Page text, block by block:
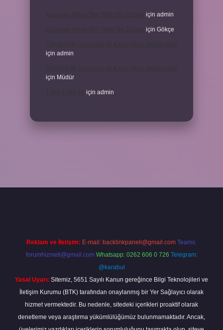
için admin
için Gökçe
Cinsel Ilişki Sırasında Alt Karın Ağrısı Neden Olur
için admin
Cinsel Ilişki Sırasında Alt Karın Ağrısı Neden Olur
için Müdür
için admin
Reklam ve İletişim: E-mail: backlinkpaneli@gmail.com Teams:
forumhizmeti@gmail.com Whatsapp: 0262 606 0 726 Telegram:
@karabul
Yasal Uyarı: Sitemiz, 5651 Sayılı Kanun gereğince Bilgi Teknolojileri ve
İletişim Kurumu (BTK) tarafından onaylanmış bir Yer Sağlayıcı olarak
hizmet vermektedir. Bu nedenle, sitedeki içerikleri proaktif olarak
denetleme veya araştırma yükümlülüğümüz bulunmamaktadır. Ancak,